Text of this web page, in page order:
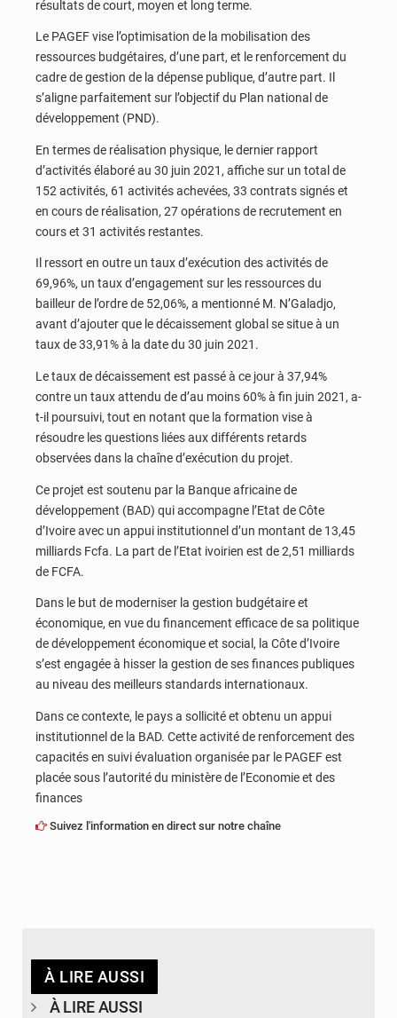
résultats de court, moyen et long terme.
Le PAGEF vise l’optimisation de la mobilisation des
ressources budgétaires, d’une part, et le renforcement du
cadre de gestion de la dépense publique, d’autre part. Il
s’aligne parfaitement sur l’objectif du Plan national de
développement (PND).
En termes de réalisation physique, le dernier rapport
d’activités élaboré au 30 juin 2021, affiche sur un total de
152 activités, 61 activités achevées, 33 contrats signés et
en cours de réalisation, 27 opérations de recrutement en
cours et 31 activités restantes.
Il ressort en outre un taux d’exécution des activités de
69,96%, un taux d’engagement sur les ressources du
bailleur de l’ordre de 52,06%, a mentionné M. N’Galadjo,
avant d’ajouter que le décaissement global se situe à un
taux de 33,91% à la date du 30 juin 2021.
Le taux de décaissement est passé à ce jour à 37,94%
contre un taux attendu de d’au moins 60% à fin juin 2021, a-
t-il poursuivi, tout en notant que la formation vise à
résoudre les questions liées aux différents retards
observées dans la chaîne d’exécution du projet.
Ce projet est soutenu par la Banque africaine de
développement (BAD) qui accompagne l’Etat de Côte
d’Ivoire avec un appui institutionnel d’un montant de 13,45
milliards Fcfa. La part de l’Etat ivoirien est de 2,51 milliards
de FCFA.
Dans le but de moderniser la gestion budgétaire et
économique, en vue du financement efficace de sa politique
de développement économique et social, la Côte d’Ivoire
s’est engagée à hisser la gestion de ses finances publiques
au niveau des meilleurs standards internationaux.
Dans ce contexte, le pays a sollicité et obtenu un appui
institutionnel de la BAD. Cette activité de renforcement des
capacités en suivi évaluation organisée par le PAGEF est
placée sous l’autorité du ministère de l’Economie et des
finances
Suivez l'information en direct sur notre chaîne
À LIRE AUSSI
À LIRE AUSSI